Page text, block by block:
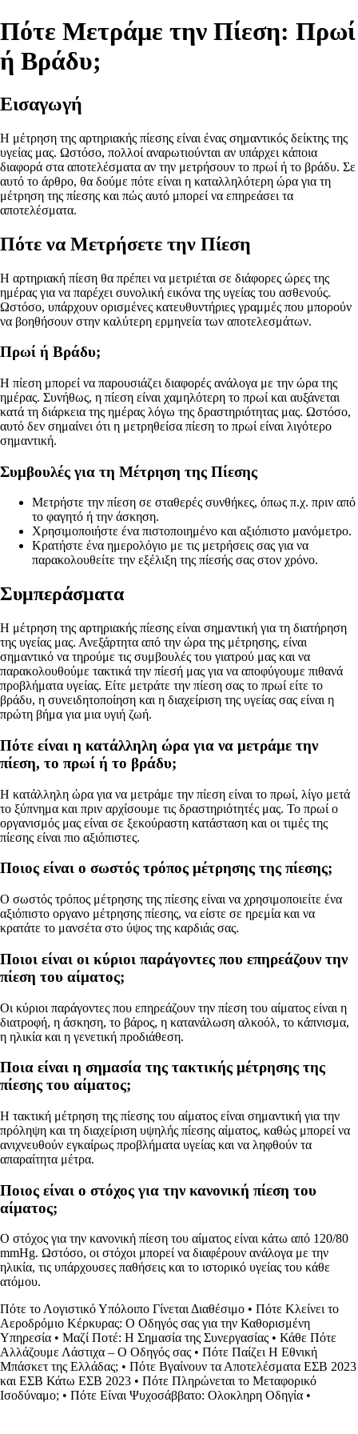
Πότε Μετράμε την Πίεση: Πρωί
ή Βράδυ;
Εισαγωγή
Η μέτρηση της αρτηριακής πίεσης είναι ένας σημαντικός δείκτης της
υγείας μας. Ωστόσο, πολλοί αναρωτιούνται αν υπάρχει κάποια
διαφορά στα αποτελέσματα αν την μετρήσουν το πρωί ή το βράδυ. Σε
αυτό το άρθρο, θα δούμε πότε είναι η καταλληλότερη ώρα για τη
μέτρηση της πίεσης και πώς αυτό μπορεί να επηρεάσει τα
αποτελέσματα.
Πότε να Μετρήσετε την Πίεση
Η αρτηριακή πίεση θα πρέπει να μετριέται σε διάφορες ώρες της
ημέρας για να παρέχει συνολική εικόνα της υγείας του ασθενούς.
Ωστόσο, υπάρχουν ορισμένες κατευθυντήριες γραμμές που μπορούν
να βοηθήσουν στην καλύτερη ερμηνεία των αποτελεσμάτων.
Πρωί ή Βράδυ;
Η πίεση μπορεί να παρουσιάζει διαφορές ανάλογα με την ώρα της
ημέρας. Συνήθως, η πίεση είναι χαμηλότερη το πρωί και αυξάνεται
κατά τη διάρκεια της ημέρας λόγω της δραστηριότητας μας. Ωστόσο,
αυτό δεν σημαίνει ότι η μετρηθείσα πίεση το πρωί είναι λιγότερο
σημαντική.
Συμβουλές για τη Μέτρηση της Πίεσης
Μετρήστε την πίεση σε σταθερές συνθήκες, όπως π.χ. πριν από
το φαγητό ή την άσκηση.
Χρησιμοποιήστε ένα πιστοποιημένο και αξιόπιστο μανόμετρο.
Κρατήστε ένα ημερολόγιο με τις μετρήσεις σας για να
παρακολουθείτε την εξέλιξη της πίεσής σας στον χρόνο.
Συμπεράσματα
Η μέτρηση της αρτηριακής πίεσης είναι σημαντική για τη διατήρηση
της υγείας μας. Ανεξάρτητα από την ώρα της μέτρησης, είναι
σημαντικό να τηρούμε τις συμβουλές του γιατρού μας και να
παρακολουθούμε τακτικά την πίεσή μας για να αποφύγουμε πιθανά
προβλήματα υγείας. Είτε μετράτε την πίεση σας το πρωί είτε το
βράδυ, η συνειδητοποίηση και η διαχείριση της υγείας σας είναι η
πρώτη βήμα για μια υγιή ζωή.
Πότε είναι η κατάλληλη ώρα για να μετράμε την
πίεση, το πρωί ή το βράδυ;
Η κατάλληλη ώρα για να μετράμε την πίεση είναι το πρωί, λίγο μετά
το ξύπνημα και πριν αρχίσουμε τις δραστηριότητές μας. Το πρωί ο
οργανισμός μας είναι σε ξεκούραστη κατάσταση και οι τιμές της
πίεσης είναι πιο αξιόπιστες.
Ποιος είναι ο σωστός τρόπος μέτρησης της πίεσης;
Ο σωστός τρόπος μέτρησης της πίεσης είναι να χρησιμοποιείτε ένα
αξιόπιστο οργανο μέτρησης πίεσης, να είστε σε ηρεμία και να
κρατάτε το μανσέτα στο ύψος της καρδιάς σας.
Ποιοι είναι οι κύριοι παράγοντες που επηρεάζουν την
πίεση του αίματος;
Οι κύριοι παράγοντες που επηρεάζουν την πίεση του αίματος είναι η
διατροφή, η άσκηση, το βάρος, η κατανάλωση αλκοόλ, το κάπνισμα,
η ηλικία και η γενετική προδιάθεση.
Ποια είναι η σημασία της τακτικής μέτρησης της
πίεσης του αίματος;
Η τακτική μέτρηση της πίεσης του αίματος είναι σημαντική για την
πρόληψη και τη διαχείριση υψηλής πίεσης αίματος, καθώς μπορεί να
ανιχνευθούν εγκαίρως προβλήματα υγείας και να ληφθούν τα
απαραίτητα μέτρα.
Ποιος είναι ο στόχος για την κανονική πίεση του
αίματος;
Ο στόχος για την κανονική πίεση του αίματος είναι κάτω από 120/80
mmHg. Ωστόσο, οι στόχοι μπορεί να διαφέρουν ανάλογα με την
ηλικία, τις υπάρχουσες παθήσεις και το ιστορικό υγείας του κάθε
ατόμου.
Πότε το Λογιστικό Υπόλοιπο Γίνεται Διαθέσιμο • Πότε Κλείνει το
Αεροδρόμιο Κέρκυρας: Ο Οδηγός σας για την Καθορισμένη
Υπηρεσία • Μαζί Ποτέ: Η Σημασία της Συνεργασίας • Κάθε Πότε
Αλλάζουμε Λάστιχα – Ο Οδηγός σας • Πότε Παίζει Η Εθνική
Μπάσκετ της Ελλάδας; • Πότε Βγαίνουν τα Αποτελέσματα ΕΣΒ 2023
και ΕΣΒ Κάτω ΕΣΒ 2023 • Πότε Πληρώνεται το Μεταφορικό
Ισοδύναμο; • Πότε Είναι Ψυχοσάββατο: Ολοκληρη Οδηγία •